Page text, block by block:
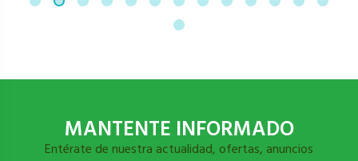
MANTENTE INFORMADO
Entérate de nuestra actualidad, ofertas, anuncios